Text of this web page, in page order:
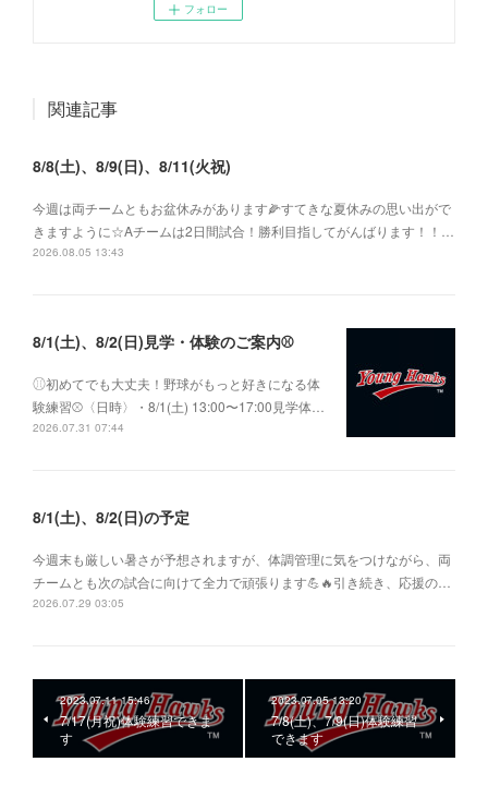
フォロー
関連記事
8/8(土)、8/9(日)、8/11(火祝)
今週は両チームともお盆休みがあります🌽すてきな夏休みの思い出がで
きますように☆Aチームは2日間試合！勝利目指してがんばります！！…
2026.08.05 13:43
8/1(土)、8/2(日)見学・体験のご案内⚾️
⚾︎初めてでも大丈夫！野球がもっと好きになる体
験練習⚾〈日時〉・8/1(土) 13:00〜17:00見学体…
2026.07.31 07:44
8/1(土)、8/2(日)の予定
今週末も厳しい暑さが予想されますが、体調管理に気をつけながら、両
チームとも次の試合に向けて全力で頑張ります💪🔥引き続き、応援の…
2026.07.29 03:05
2023.07.11 15:46
7/17(月祝)体験練習できま
す
2023.07.05 13:20
7/8(土)、7/9(日)体験練習
できます